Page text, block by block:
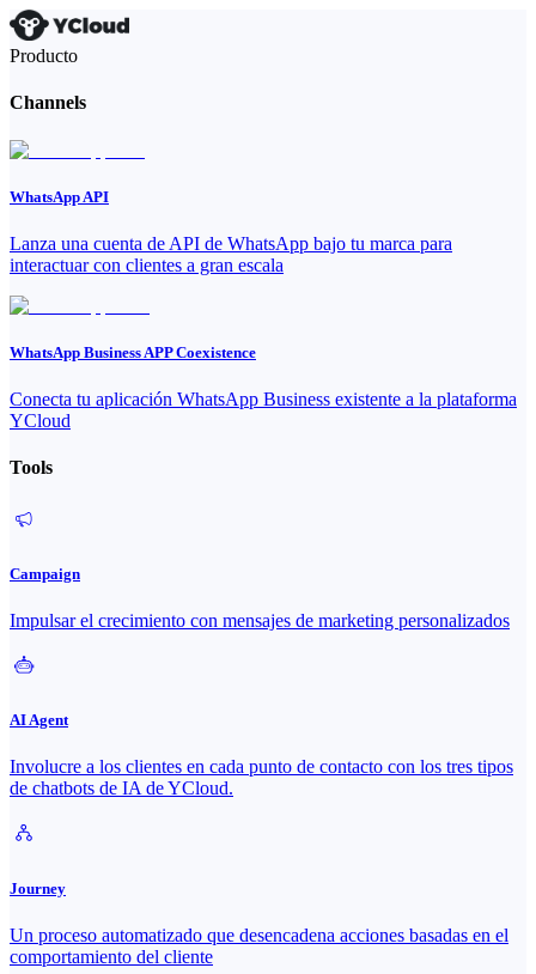
Producto
Channels
WhatsApp API
Lanza una cuenta de API de WhatsApp bajo tu marca para
interactuar con clientes a gran escala
WhatsApp Business APP Coexistence
Conecta tu aplicación WhatsApp Business existente a la plataforma
YCloud
Tools
Campaign
Impulsar el crecimiento con mensajes de marketing personalizados
AI Agent
Involucre a los clientes en cada punto de contacto con los tres tipos
de chatbots de IA de YCloud.
Journey
Un proceso automatizado que desencadena acciones basadas en el
comportamiento del cliente